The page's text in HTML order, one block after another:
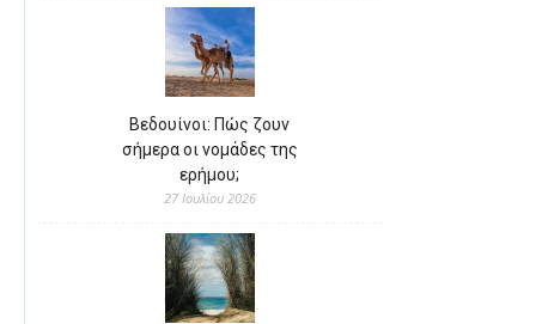
Βεδουίνοι: Πώς ζουν
σήμερα οι νομάδες της
ερήμου;
27 Ιουλίου 2026